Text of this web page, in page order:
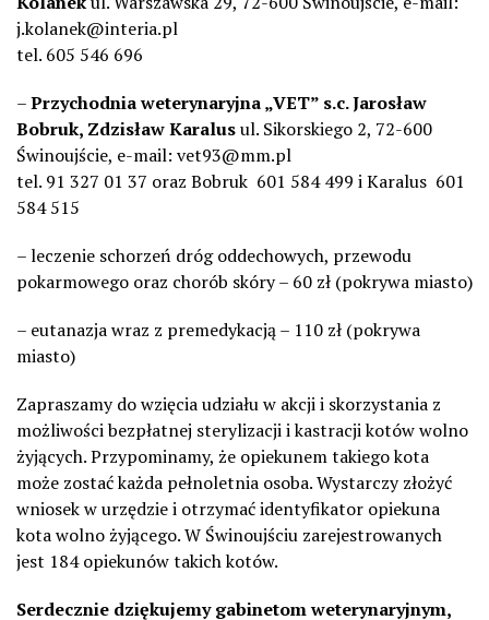
j.kolanek@interia.pl
tel. 605 546 696
–Przychodnia weterynaryjna „VET” s.c. Jarosław
Bobruk, Zdzisław Karalusul. Sikorskiego 2, 72-600
Świnoujście, e-mail: vet93@mm.pl
tel. 91 327 01 37 oraz Bobruk 601 584 499 i Karalus 601
584 515
– leczenie schorzeń dróg oddechowych, przewodu
pokarmowego oraz chorób skóry – 60 zł (pokrywa miasto)
– eutanazja wraz z premedykacją – 110 zł (pokrywa
miasto)
Zapraszamy do wzięcia udziału w akcji i skorzystania z
możliwości bezpłatnej sterylizacji i kastracji kotów wolno
żyjących. Przypominamy, że opiekunem takiego kota
może zostać każda pełnoletnia osoba. Wystarczy złożyć
wniosek w urzędzie i otrzymać identyfikator opiekuna
kota wolno żyjącego. W Świnoujściu zarejestrowanych
jest 184 opiekunów takich kotów.
Serdecznie dziękujemy gabinetom weterynaryjnym,